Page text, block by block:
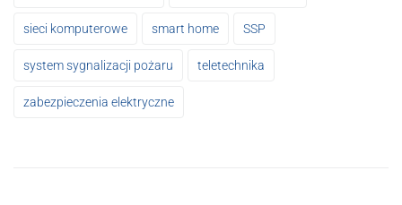
sieci komputerowe smart home SSP
system sygnalizacji pożaru teletechnika
zabezpieczenia elektryczne